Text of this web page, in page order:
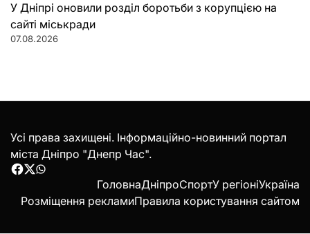
У Дніпрі оновили розділ боротьби з корупцією на
сайті міськради
07.08.2026
Усі права захищені. Інформаційно-новинний портал
міста Дніпро "Днепр Час".
Facebook
Twitter
WhatsApp
ГоловнаДніпроСпортУ регіоніУкраїна
Розміщення рекламиПравила користування сайтом